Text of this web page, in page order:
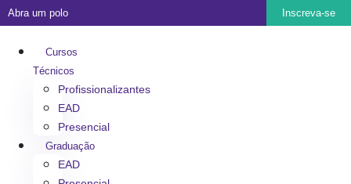
Abra um polo Inscreva-se
Cursos
Técnicos
Profissionalizantes
EAD
Presencial
Graduação
EAD